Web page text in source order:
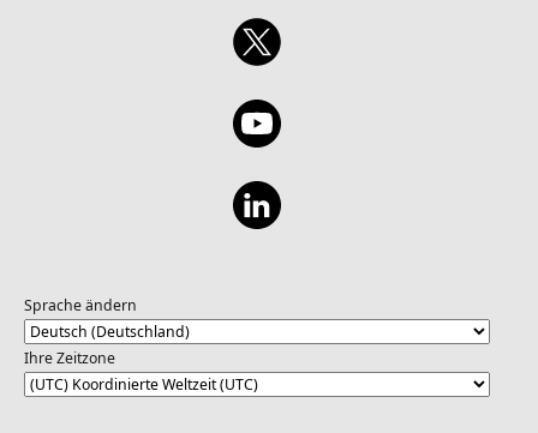
Sprache ändern
Ihre Zeitzone